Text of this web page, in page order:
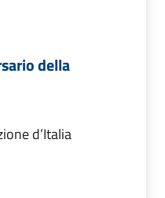
della
d’Italia